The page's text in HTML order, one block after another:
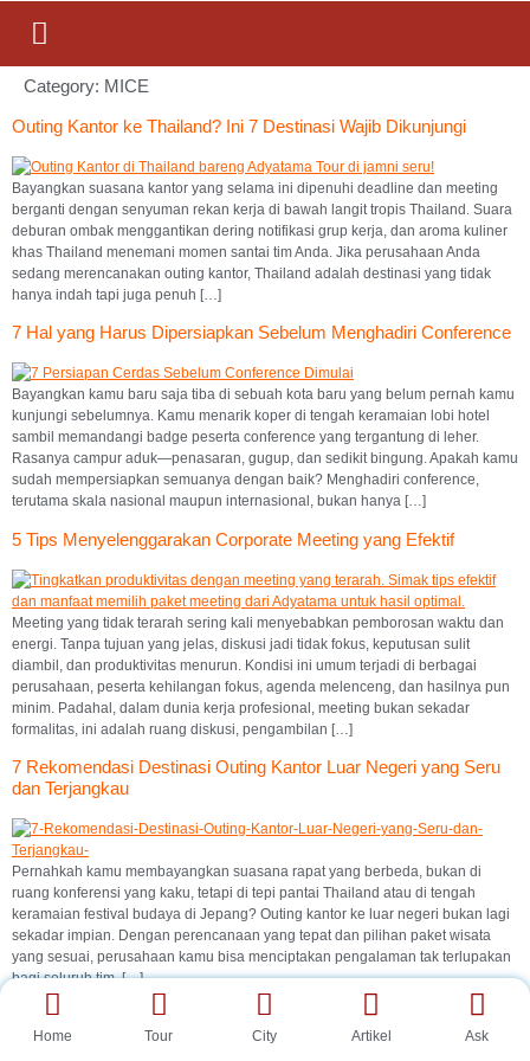
Category: MICE
Outing Kantor ke Thailand? Ini 7 Destinasi Wajib Dikunjungi
Bayangkan suasana kantor yang selama ini dipenuhi deadline dan meeting
berganti dengan senyuman rekan kerja di bawah langit tropis Thailand. Suara
deburan ombak menggantikan dering notifikasi grup kerja, dan aroma kuliner
khas Thailand menemani momen santai tim Anda. Jika perusahaan Anda
sedang merencanakan outing kantor, Thailand adalah destinasi yang tidak
hanya indah tapi juga penuh […]
7 Hal yang Harus Dipersiapkan Sebelum Menghadiri Conference
Bayangkan kamu baru saja tiba di sebuah kota baru yang belum pernah kamu
kunjungi sebelumnya. Kamu menarik koper di tengah keramaian lobi hotel
sambil memandangi badge peserta conference yang tergantung di leher.
Rasanya campur aduk—penasaran, gugup, dan sedikit bingung. Apakah kamu
sudah mempersiapkan semuanya dengan baik? Menghadiri conference,
terutama skala nasional maupun internasional, bukan hanya […]
5 Tips Menyelenggarakan Corporate Meeting yang Efektif
Meeting yang tidak terarah sering kali menyebabkan pemborosan waktu dan
energi. Tanpa tujuan yang jelas, diskusi jadi tidak fokus, keputusan sulit
diambil, dan produktivitas menurun. Kondisi ini umum terjadi di berbagai
perusahaan, peserta kehilangan fokus, agenda melenceng, dan hasilnya pun
minim. Padahal, dalam dunia kerja profesional, meeting bukan sekadar
formalitas, ini adalah ruang diskusi, pengambilan […]
7 Rekomendasi Destinasi Outing Kantor Luar Negeri yang Seru
dan Terjangkau
Pernahkah kamu membayangkan suasana rapat yang berbeda, bukan di
ruang konferensi yang kaku, tetapi di tepi pantai Thailand atau di tengah
keramaian festival budaya di Jepang? Outing kantor ke luar negeri bukan lagi
sekadar impian. Dengan perencanaan yang tepat dan pilihan paket wisata
yang sesuai, perusahaan kamu bisa menciptakan pengalaman tak terlupakan
bagi seluruh tim. […]
Home Tour City Artikel Ask